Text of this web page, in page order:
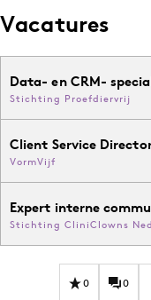
Vacatures
Data- en CRM-
Stichting Proefdiervrij
Client Service
VormVijf
Expert interne
Stichting CliniClowns
0 0